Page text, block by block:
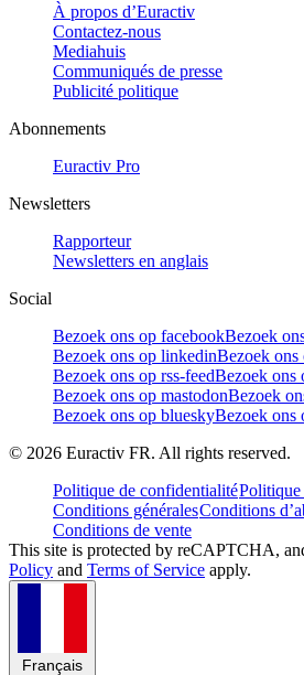
À propos d’Euractiv
Contactez-nous
Mediahuis
Communiqués de presse
Publicité politique
Abonnements
Euractiv Pro
Newsletters
Rapporteur
Newsletters en anglais
Social
Bezoek ons op facebookBezoek
Bezoek ons op linkedinBezoek ons
Bezoek ons op rss-feedBezoek ons
Bezoek ons op mastodonBezoek
Bezoek ons op blueskyBezoek ons
© 2026 Euractiv FR. All rights reserved.
Politique de confidentialitéPolitique
Conditions généralesConditions
Conditions de vente
This site is protected by reCAPTCHA,
Policy and Terms of Service apply.
Français